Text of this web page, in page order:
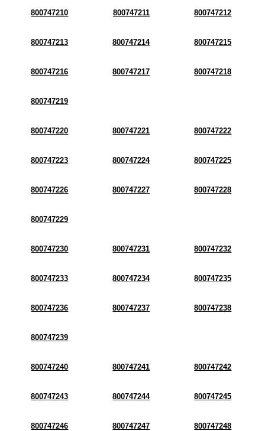
800747210 800747211 800747212
800747213 800747214 800747215
800747216 800747217 800747218
800747219
800747220 800747221 800747222
800747223 800747224 800747225
800747226 800747227 800747228
800747229
800747230 800747231 800747232
800747233 800747234 800747235
800747236 800747237 800747238
800747239
800747240 800747241 800747242
800747243 800747244 800747245
800747246 800747247 800747248